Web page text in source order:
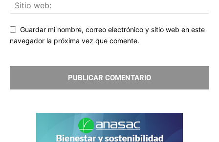
Guardar mi nombre, correo electrónico y sitio web en este
navegador la próxima vez que comente.